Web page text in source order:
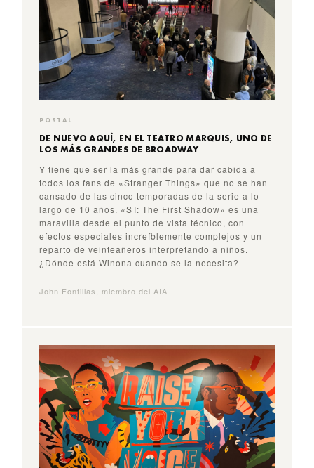
POSTAL
DE NUEVO AQUÍ, EN EL TEATRO MARQUIS, UNO DE
LOS MÁS GRANDES DE BROADWAY
Y tiene que ser la más grande para dar cabida a
todos los fans de «Stranger Things» que no se han
cansado de las cinco temporadas de la serie a lo
largo de 10 años. «ST: The First Shadow» es una
maravilla desde el punto de vista técnico, con
efectos especiales increíblemente complejos y un
reparto de veinteañeros interpretando a niños.
¿Dónde está Winona cuando se la necesita?
John Fontillas, miembro del AIA